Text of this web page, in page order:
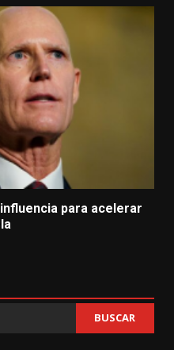
para acelerar
BUSCAR